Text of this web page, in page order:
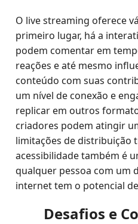
O live streaming oferece
primeiro lugar, há a
podem comentar em
reações e até mesmo
conteúdo com suas
um nível de conexão e
replicar em outros
criadores podem atingir
limitações de distribuição
acessibilidade também é
qualquer pessoa com um
internet tem o potencial
Desafios e